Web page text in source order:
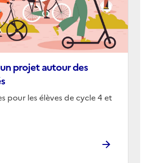
projet autour des
pour les élèves de cycle 4 et